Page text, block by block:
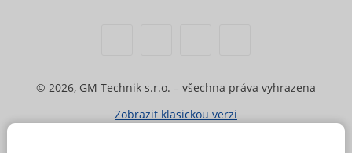
© 2026, GM Technik s.r.o. – všechna práva vyhrazena
Zobrazit klasickou verzi